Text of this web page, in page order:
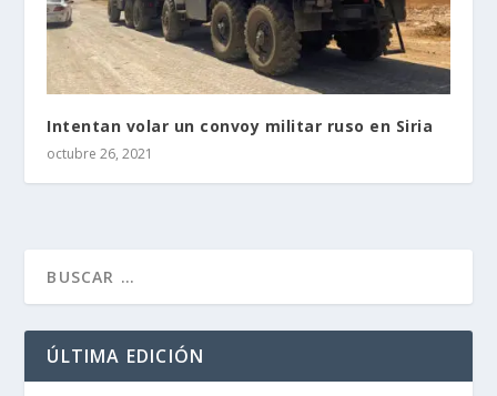
Intentan volar un convoy militar ruso en Siria
octubre 26, 2021
ÚLTIMA EDICIÓN